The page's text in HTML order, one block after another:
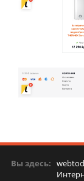
Вы здесь: